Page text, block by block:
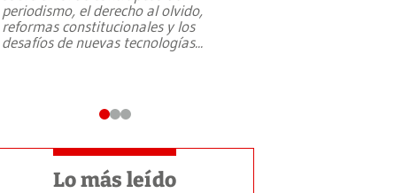
periodismo, el derecho al olvido,
reformas constitucionales y los
desafíos de nuevas tecnologías...
Lo más leído